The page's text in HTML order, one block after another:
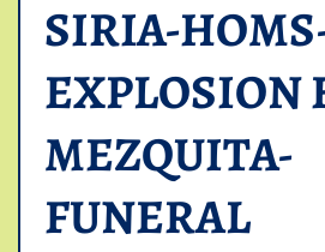
SIRIA-
EXPLOSION
MEZQUITA-
FUNERAL